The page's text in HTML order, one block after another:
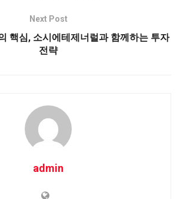
Next Post
핵심, 소시에테제너럴과 함께하는 투자
전략
admin